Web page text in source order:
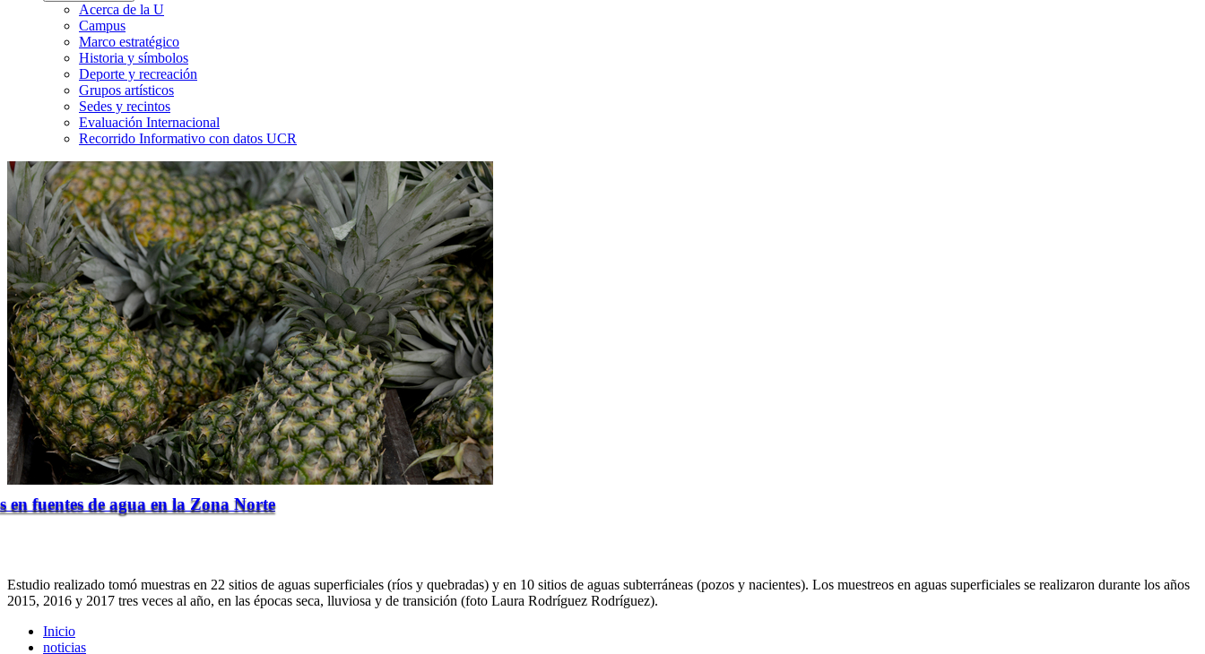
Acerca de la U
Campus
Marco estratégico
Historia y símbolos
Deporte y recreación
Grupos artísticos
Sedes y recintos
Evaluación Internacional
Recorrido Informativo con datos UCR
en fuentes de agua en la Zona Norte
Estudio realizado tomó muestras en 22 sitios de aguas superficiales (ríos y quebradas) y en 10 sitios de aguas subterráneas (pozos y nacientes). Los muestreos en aguas superficiales se realizaron durante los años
2015, 2016 y 2017 tres veces al año, en las épocas seca, lluviosa y de transición (foto Laura Rodríguez Rodríguez).
Inicio
noticias